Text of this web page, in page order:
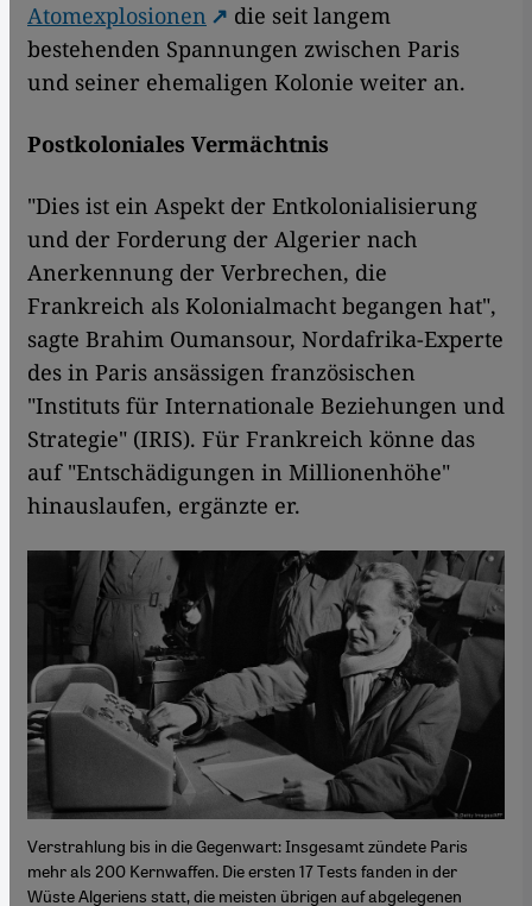
Atomexplosionen
die seit langem
bestehenden Spannungen zwischen Paris
und seiner ehemaligen Kolonie weiter an.
Postkoloniales Vermächtnis
"Dies ist ein Aspekt der Entkolonialisierung
und der Forderung der Algerier nach
Anerkennung der Verbrechen, die
Frankreich als Kolonialmacht begangen hat",
sagte Brahim Oumansour, Nordafrika-Experte
des in Paris ansässigen französischen
"Instituts für Internationale Beziehungen und
Strategie" (IRIS). Für Frankreich könne das
auf "Entschädigungen in Millionenhöhe"
hinauslaufen, ergänzte er.
Verstrahlung bis in die Gegenwart: Insgesamt zündete Paris
mehr als 200 Kernwaffen. Die ersten 17 Tests fanden in der
Wüste Algeriens statt, die meisten übrigen auf abgelegenen